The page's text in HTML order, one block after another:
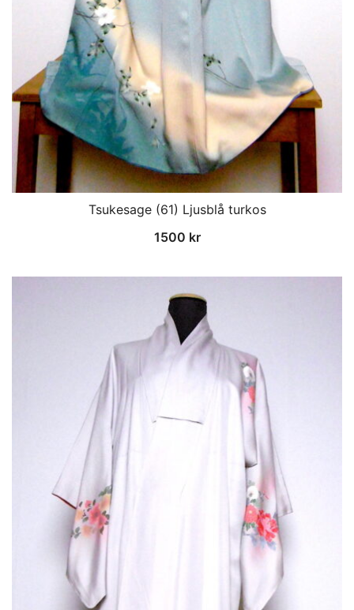
Tsukesage (61) Ljusblå turkos
1500 kr